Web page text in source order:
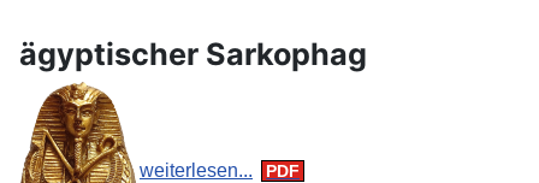
ägyptischer Sarkophag
weiterlesen...